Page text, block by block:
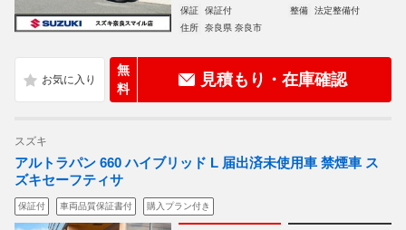
保証
保証付 整備
法定整備付
住所
奈良県 奈良市
無
料
見積もり・在庫確認
スズキ
アルトラパン 660 ハイブリッド L 届出済未使用車 禁煙車 ス
ズキセーフティサ
保証付 車両品質保証書付 購入プラン付き